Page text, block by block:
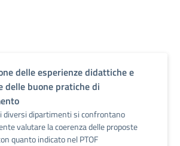
delle esperienze didattiche e
delle buone pratiche di
diversi dipartimenti si confrontano
valutare la coerenza delle proposte
quanto indicato nel PTOF